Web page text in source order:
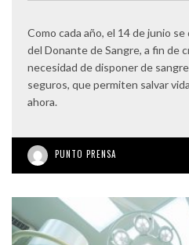
Como cada año, el 14 de junio
del Donante de Sangre, a fin de
necesidad de disponer de
seguros, que permiten salvar
ahora.
PUNTO PRENSA